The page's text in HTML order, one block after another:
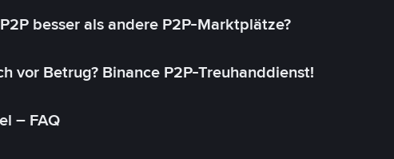
besser als andere P2P-Marktplätze?
vor Betrug? Binance P2P-Treuhanddienst!
– FAQ